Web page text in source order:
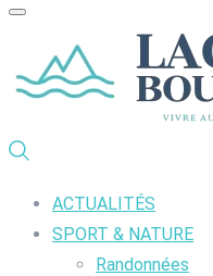
ACTUALITÉS
SPORT & NATURE
Randonnées